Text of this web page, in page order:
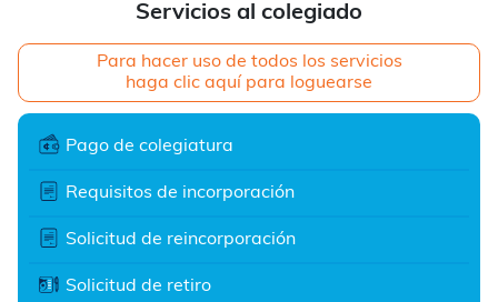
Servicios al colegiado
Para hacer uso de todos los servicios
haga clic aquí para loguearse
Pago de colegiatura
Requisitos de incorporación
Solicitud de reincorporación
Solicitud de retiro